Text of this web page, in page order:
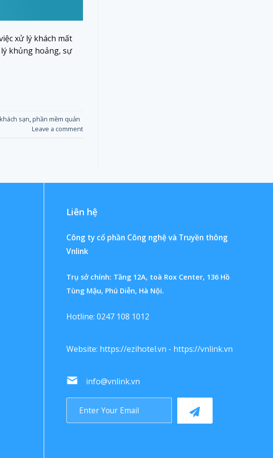
xử lý khách mất
khủng hoảng, sự
sạn,phần mềm quản
Leave a comment
Liên hệ
Công ty cổ phần Công nghệ và Truyền thông
Vnlink
Trụ sở chính: Tầng 12A, toà Rox Center, 136 Hồ
Tùng Mậu, Phú Diễn, Hà Nội.
Hotline: 0247 108 1012
Website: https://ezihotel.vn - https://vnlink.vn
info@vnlink.vn